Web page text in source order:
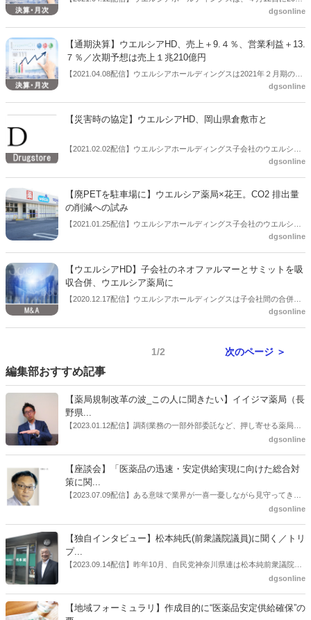
て、地域の交流活動やイベントを開催、地域を盛り上げる役割も担っ
ている（※１）。まだまだ成長過程のウエルカフェ。秘められた可能
性を現役ドラッグストア店員が実際に足を運び、店員と顧客双方目線
から考察する。【記事＝登録販売者ライター・「梨さん」】
年２月期決算説明会を電話会議で開催した。池野隆光会長は「今と同
変化のスピードが速まっているとの認識を示し、九州への出店や“医食
同源プロジェクト”など、新たな取り組みを拡充していく意欲を示し
た。「できれば新規事業が売上の１０％を占めるような状況を作れれ
ば」と語った。
dgsonline
【通期決算】ウエルシアHD、売上＋9.４％、営業利益＋13.
７％／次期予想は売上１兆210億円
【2021.04.08配信】ウエルシアホールディングスは2021年２月期の連
結業績（2020年３月１日～2021年２月28日）を公表した。それによる
次期業績予想では売上高１兆210億円で、１兆円の大台を超える見込
み。
dgsonline
【災害時の協定】ウエルシアHD、岡山県倉敷市と
【2021.02.02配信】ウエルシアホールディングス子会社のウエルシア
薬局は２月１日、岡山県倉敷市との災害時における協力に関する協定
dgsonline
【廃PETを駐車場に】ウエルシア薬局×花王。CO2 排出量
の削減への試み
【2021.01.25配信】ウエルシアホールディングス子会社のウエルシア
薬局は同社「ウエルシア藤沢用田店」の新店舗駐車場舗装に、花王が
した。
dgsonline
【ウエルシアHD】子会社のネオファルマーとサミットを吸
収合併、ウエルシア薬局に
【2020.12.17配信】ウエルシアホールディングスは子会社間の合併を
発表した。ネオファルマーとサミットを、ウエルシア薬局に合併す
dgsonline
1/2 次のページ ＞
編集部おすすめ記事
【薬局規制改革の波_この人に聞きたい】イイジマ薬局（長
野県...
【2023.01.12配信】調剤業務の一部外部委託など、押し寄せる薬局業
界への規制改革の波。この規制改革の波を薬局業界はどう受け止めた
はないだろうか。本紙ではこうした問題について、厚労省「薬局薬剤
師の業務及び薬局の機能に関するワーキンググループ」に参考人とし
ても出席していたイイジマ薬局（長野県上田市）開設者である飯島裕
dgsonline
【座談会】「医薬品の迅速・安定供給実現に向けた総合対
策に関...
【2023.07.09配信】ある意味で業界が一喜一憂しながら見守ってきた
厚労省「医薬品の迅速・安定供給実現に向けた総合対策に関する有識
書がとりまとめられた。ドラビズon-lineでは検討会を総括する目的で
厚労省医政局医薬産業振興・医療情報企画課長（医薬産業振興・医療
情報企画課セルフケア・セルフメディケーション推進室長併任）安藤
公一氏や青山学院大学名誉教授の三村優美子氏、 日本保険薬局協会医
dgsonline
【独自インタビュー】松本純氏(前衆議院議員)に聞く／トリ
プ...
【2023.09.14配信】昨年10月、自民党神奈川県連は松本純前衆議院議
員を「自民党神奈川1区」（横浜市中区・磯子区・金沢区）の支部長
候補の前提となるもの。薬剤師に関わる政策に広く・深く関わってき
た同氏の復活に向けた薬剤師業界の期待には熱いものがある。不透明
dgsonline
【地域フォーミュラリ】作成目的に“医薬品安定供給確保”の